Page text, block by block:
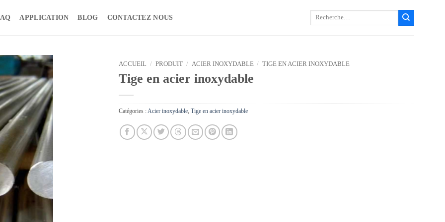
APPLICATION BLOG CONTACTEZ NOUS
Recherche
ACCUEIL / PRODUIT / ACIER INOXYDABLE / TIGE EN ACIER INOXYDABLE
Tige en acier inoxydable
Catégories :Acier inoxydable, Tige en acier inoxydable